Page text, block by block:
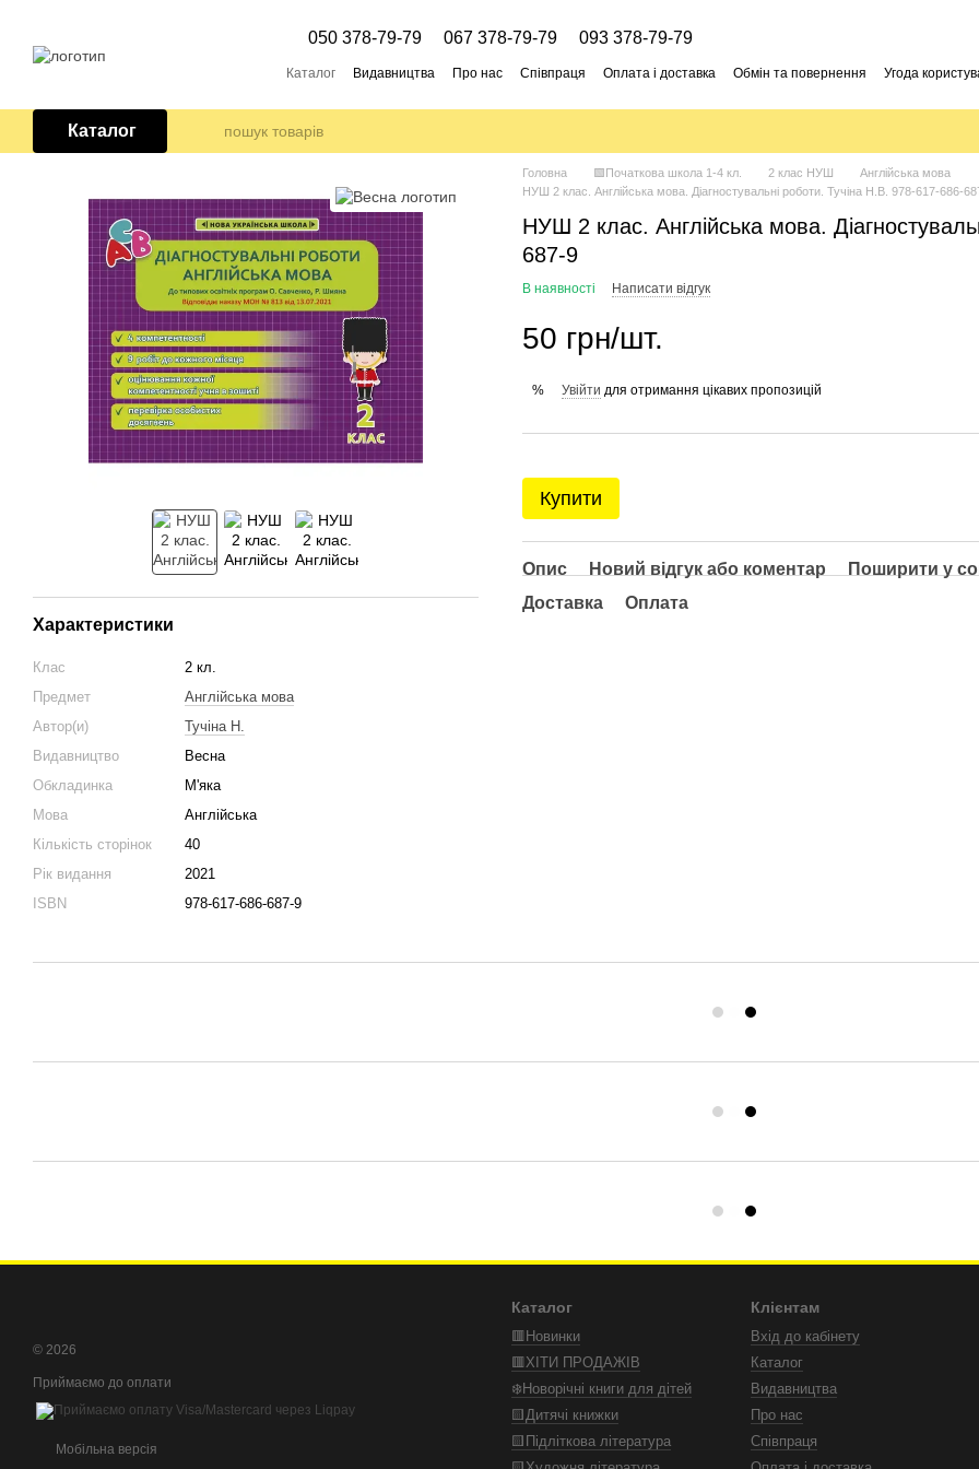
050 378-79-79 067 378-79-79 093 378-79-79
Каталог Видавництва Про нас Співпраця Оплата і доставка Обмін та повернення Угода
Каталог
Характеристики
Клас
2 кл.
Предмет
Англійська мова
Автор(и)
Тучіна Н.
Видавництво
Весна
Обкладинка
М'яка
Мова
Англійська
Кількість сторінок
40
Рік видання
2021
ISBN
978-617-686-687-9
Головна 🟩Початкова школа 1-4 кл. 2 клас НУШ
Англійська мова
НУШ 2 клас. Англійська мова. Діагностувальні роботи. Тучіна Н.В. 978-617-686-
НУШ 2 клас. Англійська мова.
687-9
В наявності Написати відгук
50 грн/шт.
% Увійти для отримання цікавих пропозицій
Купити
Опис Новий відгук або коментар
Поширити у
Доставка
Оплата
© 2026
Приймаємо до оплати
Мобільна версія
Каталог
🟥Новинки
🟥ХІТИ ПРОДАЖІВ
❄️Новорічні книги для дітей
🟨Дитячі книжки
🟨Підліткова література
Клієнтам
Вхід до кабінету
Каталог
Видавництва
Про нас
Співпраця